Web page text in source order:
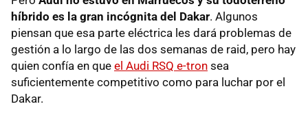
híbrido es la gran incógnita del Dakar. Algunos
piensan que esa parte eléctrica les dará problemas de
gestión a lo largo de las dos semanas de raid, pero hay
quien confía en que el Audi RSQ e-tron sea
suficientemente competitivo como para luchar por el
Dakar.